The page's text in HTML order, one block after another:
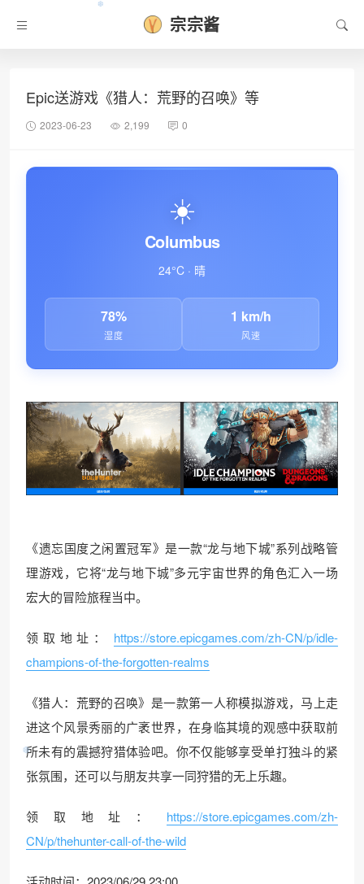
❆
宗宗酱
Epic送游戏《猎人：荒野的召唤》等
2023-06-23 2,199 0
☀️
Columbus
24°C · 晴
78%
湿度
1 km/h
风速
《遗忘国度之闲置冠军》是一款“龙与地下城”系列战略管
理游戏，它将“龙与地下城”多元宇宙世界的角色汇入一场
宏大的冒险旅程当中。
领取地址：
https://store.epicgames.com/zh-CN/p/idle-
champions-of-the-forgotten-realms
《猎人：荒野的召唤》是一款第一人称模拟游戏，马上走
进这个风景秀丽的广袤世界，在身临其境的观感中获取前
所未有的震撼狩猎体验吧。你不仅能够享受单打独斗的紧
张氛围，还可以与朋友共享一同狩猎的无上乐趣。
领取地址：
https://store.epicgames.com/zh-
CN/p/thehunter-call-of-the-wild